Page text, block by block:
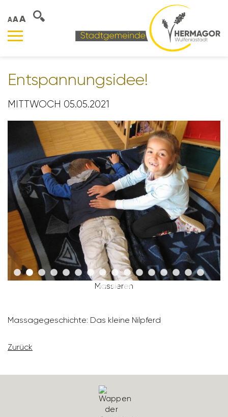
AAA
Entspan­nungs­idee!
MITTWOCH 05.05.2021
Massieren
Massa­ge­ge­schichte: Das kleine Nilpferd
Zurück